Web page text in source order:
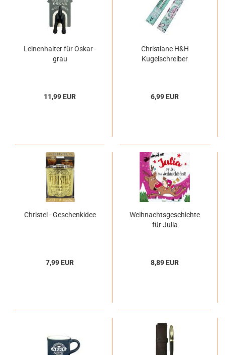
Leinenhalter für Oskar -
grau
11,99 EUR
Christiane H&H
Kugelschreiber
6,99 EUR
Christel - Geschenkidee
7,99 EUR
Weihnachtsgeschichte
für Julia
8,89 EUR